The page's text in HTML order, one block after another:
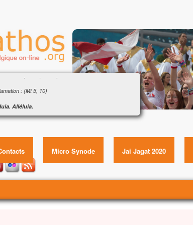
: « Que pourra donner l’homme en échange
vie ? » (Mt 16, 24-28)
: (Mt 5, 10)
Alléluia.
ceux qui sont persécutés pour la justice,
de Jésus Christ selon saint Matthieu
temps-là,
disait à ses disciples :
prenne sa croix
: « Que pourra donner l’homme en échange de sa
Micro Synode Jai Jagat 2020